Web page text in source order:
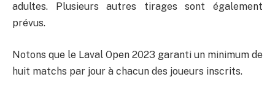
adultes. Plusieurs autres tirages sont également
prévus.
Notons que le Laval Open 2023 garanti un minimum de
huit matchs par jour à chacun des joueurs inscrits.